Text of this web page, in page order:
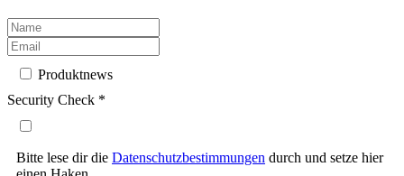
Produktnews
Security Check *
Bitte lese dir die Datenschutzbestimmungen durch und setze hier